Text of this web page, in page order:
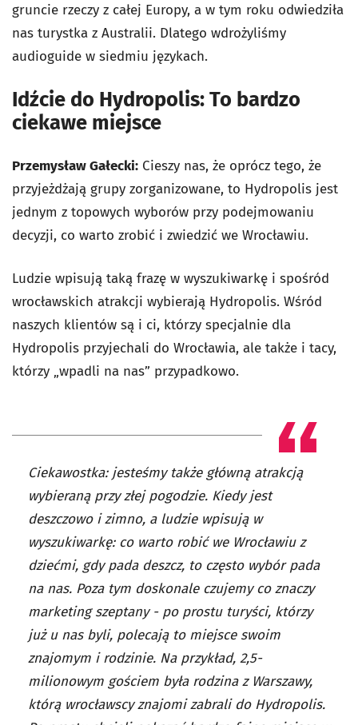
gruncie rzeczy z całej Europy, a w tym roku odwiedziła
nas turystka z Australii. Dlatego wdrożyliśmy
audioguide w siedmiu językach.
Idźcie do Hydropolis: To bardzo
ciekawe miejsce
Przemysław Gałecki: Cieszy nas, że oprócz tego, że
przyjeżdżają grupy zorganizowane, to Hydropolis jest
jednym z topowych wyborów przy podejmowaniu
decyzji, co warto zrobić i zwiedzić we Wrocławiu.
Ludzie wpisują taką frazę w wyszukiwarkę i spośród
wrocławskich atrakcji wybierają Hydropolis. Wśród
naszych klientów są i ci, którzy specjalnie dla
Hydropolis przyjechali do Wrocławia, ale także i tacy,
którzy „wpadli na nas” przypadkowo.
Ciekawostka: jesteśmy także główną atrakcją
wybieraną przy złej pogodzie. Kiedy jest
deszczowo i zimno, a ludzie wpisują w
wyszukiwarkę: co warto robić we Wrocławiu z
dziećmi, gdy pada deszcz, to często wybór pada
na nas. Poza tym doskonale czujemy co znaczy
marketing szeptany - po prostu turyści, którzy
już u nas byli, polecają to miejsce swoim
znajomym i rodzinie. Na przykład, 2,5-
milionowym gościem była rodzina z Warszawy,
którą wrocławscy znajomi zabrali do Hydropolis.